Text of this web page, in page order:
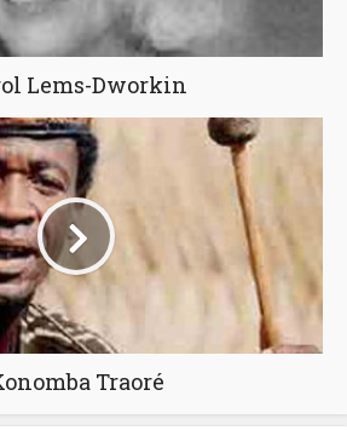
Lems-Dworkin
Traoré